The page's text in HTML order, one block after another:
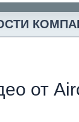
от